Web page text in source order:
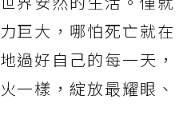
巨大，哪怕死亡就在
過好自己的每一天，
一樣，綻放最耀眼、